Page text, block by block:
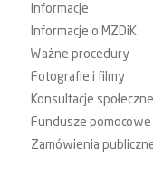
Informacje
Informacje o MZDiK
Ważne procedury
Fotografie i filmy
Konsultacje społeczne
Fundusze pomocowe
Zamówienia